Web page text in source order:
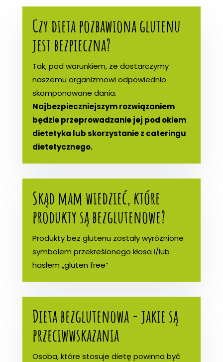
Czy dieta pozbawiona glutenu
jest bezpieczna?
Tak, pod warunkiem, że dostarczymy
naszemu organizmowi odpowiednio
skomponowane dania.
Najbezpieczniejszym rozwiązaniem
będzie przeprowadzanie jej pod okiem
dietetyka lub skorzystanie z cateringu
dietetycznego.
Skąd mam wiedzieć, które
produkty są bezglutenowe?
Produkty bez glutenu zostały wyróżnione
symbolem przekreślonego kłosa i/lub
hasłem „gluten free”
Dieta bezglutenowa - jakie są
przeciwwskazania
Osoba, które stosuje dietę powinna być